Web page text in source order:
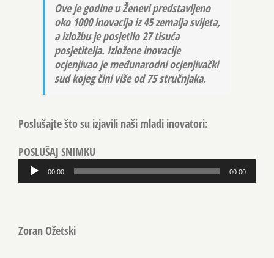
Ove je godine u Ženevi predstavljeno
oko 1000 inovacija iz 45 zemalja svijeta,
a izložbu je posjetilo 27 tisuća
posjetitelja. Izložene inovacije
ocjenjivao je međunarodni ocjenjivački
sud kojeg čini više od 75 stručnjaka.
Poslušajte što su izjavili naši mladi inovatori:
POSLUŠAJ SNIMKU
Reproduktor
audiozapisa
00:00 00:00
Zoran Ožetski